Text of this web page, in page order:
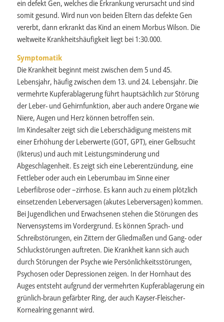
ein defekt Gen, welches die Erkrankung verursacht und sind
somit gesund. Wird nun von beiden Eltern das defekte Gen
vererbt, dann erkrankt das Kind an einem Morbus Wilson. Die
weltweite Krankheitshäufigkeit liegt bei 1:30.000.
Symptomatik
Die Krankheit beginnt meist zwischen dem 5 und 45.
Lebensjahr, häufig zwischen dem 13. und 24. Lebensjahr. Die
vermehrte Kupferablagerung führt hauptsächlich zur Störung
der Leber- und Gehirnfunktion, aber auch andere Organe wie
Niere, Augen und Herz können betroffen sein.
Im Kindesalter zeigt sich die Leberschädigung meistens mit
einer Erhöhung der Leberwerte (GOT, GPT), einer Gelbsucht
(Ikterus) und auch mit Leistungsminderung und
Abgeschlagenheit. Es zeigt sich eine Leberentzündung, eine
Fettleber oder auch ein Leberumbau im Sinne einer
Leberfibrose oder –zirrhose. Es kann auch zu einem plötzlich
einsetzenden Leberversagen (akutes Leberversagen) kommen.
Bei Jugendlichen und Erwachsenen stehen die Störungen des
Nervensystems im Vordergrund. Es können Sprach- und
Schreibstörungen, ein Zittern der Gliedmaßen und Gang- oder
Schluckstörungen auftreten. Die Krankheit kann sich auch
durch Störungen der Psyche wie Persönlichkeitsstörungen,
Psychosen oder Depressionen zeigen. In der Hornhaut des
Auges entsteht aufgrund der vermehrten Kupferablagerung ein
grünlich-braun gefärbter Ring, der auch Kayser-Fleischer-
Kornealring genannt wird.